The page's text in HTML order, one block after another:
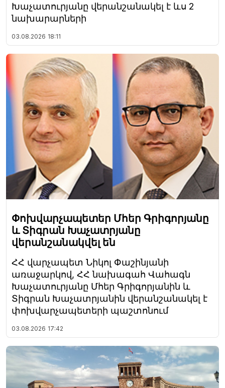
Խաչատուրյանը վերանշանակել է ևս 2
նախարարների
03.08.2026 18:11
Փոխվարչապետեր Մհեր Գրիգորյանը
և Տիգրան Խաչատրյանը
վերանշանակվել են
ՀՀ վարչապետ Նիկոլ Փաշինյանի
առաջարկով, ՀՀ նախագահ Վահագն
Խաչատուրյանը Մհեր Գրիգորյանին և
Տիգրան Խաչատրյանին վերանշանակել է
փոխվարչապետերի պաշտոնում
03.08.2026 17:42